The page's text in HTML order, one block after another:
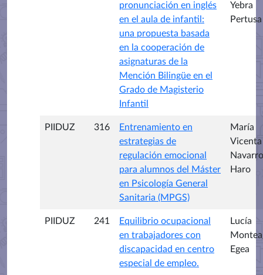
pronunciación en inglés
en el aula de infantil:
una propuesta basada
en la cooperación de
asignaturas de la
Mención Bilingüe en el
Grado de Magisterio
Infantil
Yebra
Pertusa
PIIDUZ 316
Entrenamiento en
estrategias de
regulación emocional
para alumnos del Máster
en Psicología General
Sanitaria (MPGS)
María
Vicenta
Navarro
Haro
PIIDUZ 241
Equilibrio ocupacional
en trabajadores con
discapacidad en centro
especial de empleo.
Lucía
Egea